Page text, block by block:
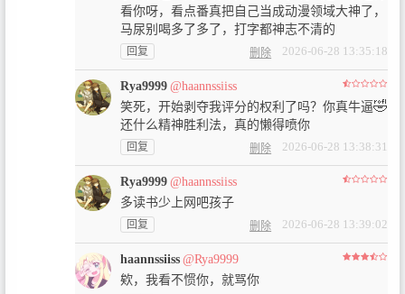
看你呀，看点番真把自己当成动漫领域大神了，
马尿别喝多了多了，打字都神志不清的
回复 删除 2026-06-28 13:35:18
Rya9999 @haannssiiss
笑死，开始剥夺我评分的权利了吗？你真牛逼🤣
还什么精神胜利法，真的懒得喷你
回复 删除 2026-06-28 13:38:31
Rya9999 @haannssiiss
多读书少上网吧孩子
回复 删除 2026-06-28 13:39:02
haannssiiss @Rya9999
欸，我看不惯你，就骂你